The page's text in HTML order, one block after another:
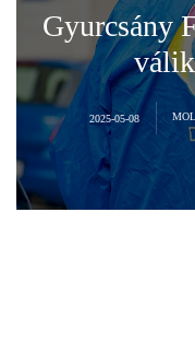
Gyurcsány
2025-05-08